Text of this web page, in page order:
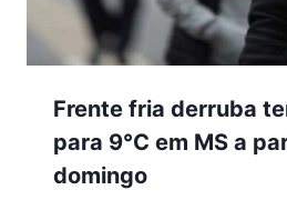
Frente fria derruba
para 9°C em MS a
domingo